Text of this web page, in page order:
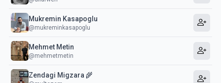
Mukremin Kasapoglu
@mukreminkasapoglu
Mehmet Metin
@mehmetmetin
Zendagi Migzara 🌾